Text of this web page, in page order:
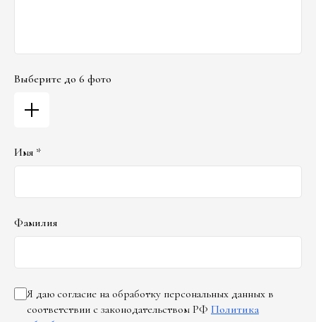
Выберите до 6 фото
Имя *
Фамилия
Я даю согласие на обработку персональных данных в
соответствии с законодательством РФ Политика